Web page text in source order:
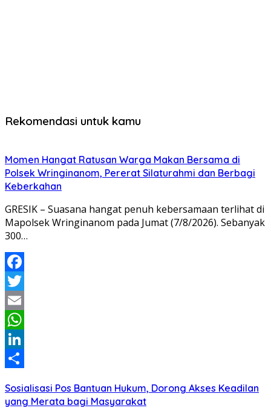
Rekomendasi untuk kamu
Momen Hangat Ratusan Warga Makan Bersama di
Polsek Wringinanom, Pererat Silaturahmi dan Berbagi
Keberkahan
GRESIK – Suasana hangat penuh kebersamaan terlihat di
Mapolsek Wringinanom pada Jumat (7/8/2026). Sebanyak
300…
Facebook
Twitter
Email
WhatsApp
LinkedIn
Sosialisasi Pos Bantuan Hukum, Dorong Akses Keadilan
yang Merata bagi Masyarakat